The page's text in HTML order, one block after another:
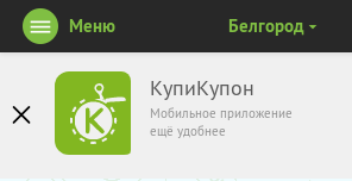
КупиКупон
Мобильное приложение
ещё удобнее
Меню Белгород